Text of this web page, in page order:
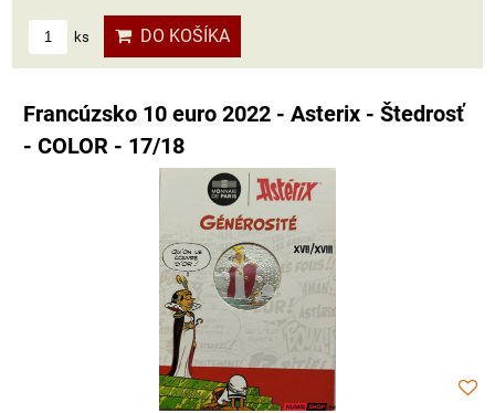
ks DO KOŠÍKA
Francúzsko 10 euro 2022 - Asterix - Štedrosť
- COLOR - 17/18